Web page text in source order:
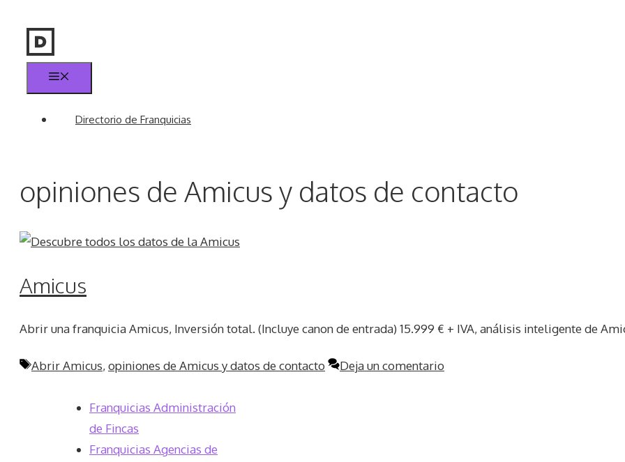
Directorio de Franquicias
opiniones de Amicus y datos de contacto
Amicus
Abrir una franquicia Amicus, Inversión total. (Incluye canon de entrada) 15.999 € + IVA, análisis inteligente de
Etiquetas
Abrir Amicus, opiniones de Amicus y datos de contacto Deja un comentario
Franquicias Administración
de Fincas
Franquicias Agencias de